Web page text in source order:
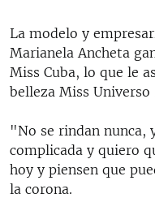
La modelo y
Marianela Ancheta
Miss Cuba, lo que le
belleza Miss Universo
"No se rindan nunca,
complicada y quiero
hoy y piensen que
la corona.